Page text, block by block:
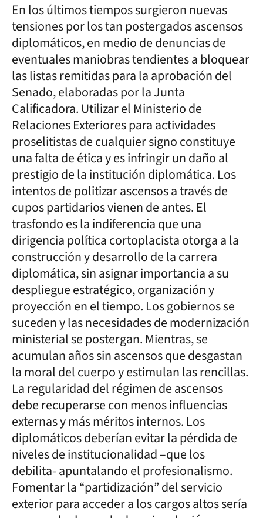
En los últimos tiempos surgieron nuevas
tensiones por los tan postergados ascensos
diplomáticos, en medio de denuncias de
eventuales maniobras tendientes a bloquear
las listas remitidas para la aprobación del
Senado, elaboradas por la Junta
Calificadora. Utilizar el Ministerio de
Relaciones Exteriores para actividades
proselitistas de cualquier signo constituye
una falta de ética y es infringir un daño al
prestigio de la institución diplomática. Los
intentos de politizar ascensos a través de
cupos partidarios vienen de antes. El
trasfondo es la indiferencia que una
dirigencia política cortoplacista otorga a la
construcción y desarrollo de la carrera
diplomática, sin asignar importancia a su
despliegue estratégico, organización y
proyección en el tiempo. Los gobiernos se
suceden y las necesidades de modernización
ministerial se postergan. Mientras, se
acumulan años sin ascensos que desgastan
la moral del cuerpo y estimulan las rencillas.
La regularidad del régimen de ascensos
debe recuperarse con menos influencias
externas y más méritos internos. Los
diplomáticos deberían evitar la pérdida de
niveles de institucionalidad –que los
debilita- apuntalando el profesionalismo.
Fomentar la “partidización” del servicio
exterior para acceder a los cargos altos sería